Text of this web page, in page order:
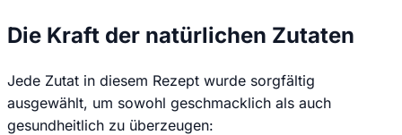
Die Kraft der natürlichen Zutaten
Jede Zutat in diesem Rezept wurde sorgfältig
ausgewählt, um sowohl geschmacklich als auch
gesundheitlich zu überzeugen: